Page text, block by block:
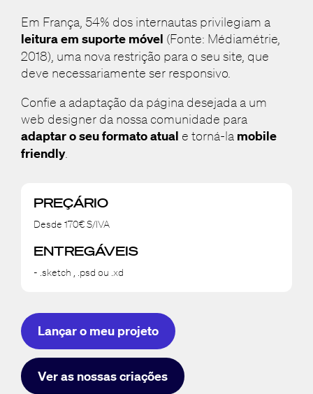
Em França, 54% dos internautas privilegiam a
leitura em suporte móvel (Fonte: Médiamétrie,
2018), uma nova restrição para o seu site, que
deve necessariamente ser responsivo.
Confie a adaptação da página desejada a um
web designer da nossa comunidade para
adaptar o seu formato atual e torná-lamobile
friendly.
PREÇÁRIO
Desde 170€ S/IVA
ENTREGÁVEIS
- .sketch , .psd ou .xd
Lançar o meu projeto
Ver as nossas criações